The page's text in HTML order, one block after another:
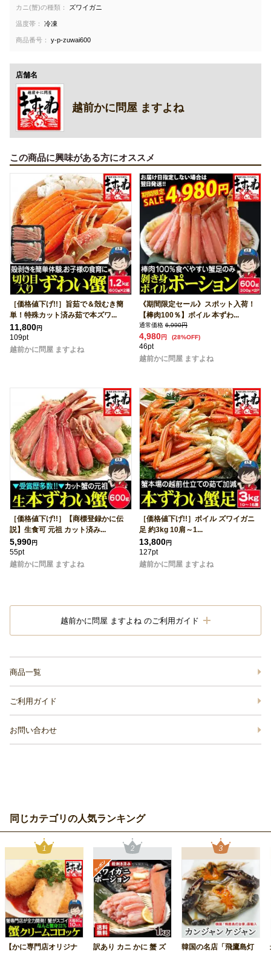
カニ(蟹)の種類： ズワイガニ
温度帯： 冷凍
商品番号： y-p-zuwai600
店舗名
越前かに問屋 ますよね
この商品に興味がある方にオススメ
［価格値下げ!!］旨茹で＆殻むき簡
単！特殊カット済み茹で本ズワ...
11,800円
109pt
越前かに問屋 ますよね
《期間限定セール》スポット入荷！
【棒肉100％】ボイル 本ずわ...
通常価格 6,990円
4,980円 (28%OFF)
46pt
越前かに問屋 ますよね
［価格値下げ!!］【商標登録かに伝
説】生食可 元祖 カット済み...
5,990円
55pt
越前かに問屋 ますよね
［価格値下げ!!］ボイル ズワイガニ
足 約3kg 10肩～1...
13,800円
127pt
越前かに問屋 ますよね
越前かに問屋 ますよね のご利用ガイド
商品一覧
ご利用ガイド
お問い合わせ
同じカテゴリの人気ランキング
【かに専門店オリジナ
訳あり カニ かに 蟹 ズ
韓国の名店「飛鷹島灯